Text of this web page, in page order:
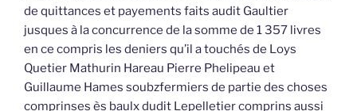
de quittances et payements faits audit Gaultier
jusques à la concurrence de la somme de 1 357 livres
en ce compris les deniers qu’il a touchés de Loys
Quetier Mathurin Hareau Pierre Phelipeau et
Guillaume Hames soubzfermiers de partie des choses
comprinses ès baulx dudit Lepelletier comprins aussi